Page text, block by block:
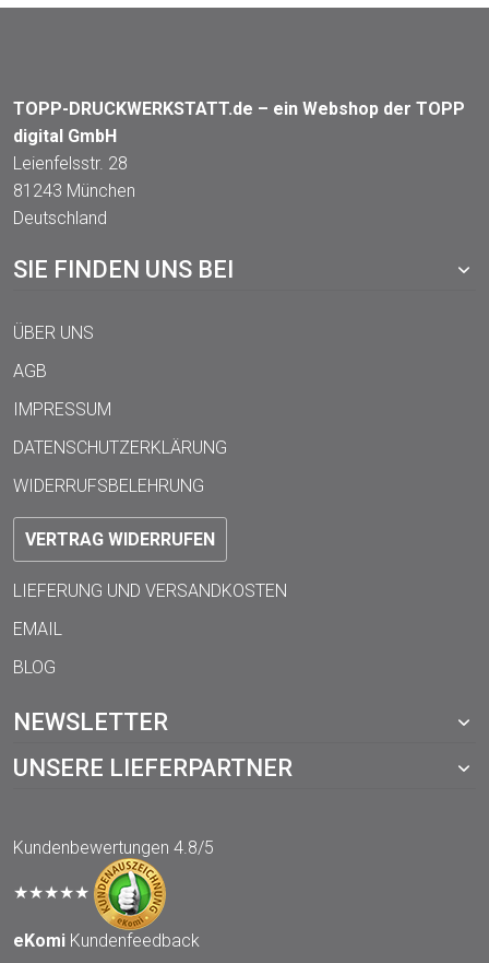
TOPP-DRUCKWERKSTATT.de – ein Webshop der TOPP
digital GmbH
Leienfelsstr. 28
81243 München
Deutschland
SIE FINDEN UNS BEI
ÜBER UNS
AGB
IMPRESSUM
DATENSCHUTZERKLÄRUNG
WIDERRUFSBELEHRUNG
VERTRAG WIDERRUFEN
LIEFERUNG UND VERSANDKOSTEN
EMAIL
BLOG
NEWSLETTER
UNSERE LIEFERPARTNER
Kundenbewertungen 4.8/5
★★★★★
eKomi Kundenfeedback